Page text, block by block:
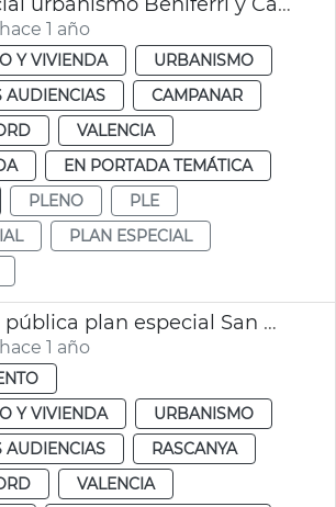
1 año
Y VIVIENDA
URBANISMO
AUDIENCIAS
CAMPANAR
VALENCIA
EN PORTADA TEMÁTICA
PLENO
PLE
PLAN ESPECIAL
Exposición pública plan especial San Miguel de los Reyes
1 año
Y VIVIENDA
URBANISMO
AUDIENCIAS
RASCANYA
VALENCIA